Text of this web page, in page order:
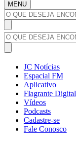
MENU
JC Notícias
Espacial FM
Aplicativo
Flagrante Digital
Vídeos
Podcasts
Cadastre-se
Fale Conosco